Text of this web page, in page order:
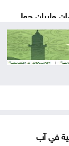
وإيران حول
على
في آب